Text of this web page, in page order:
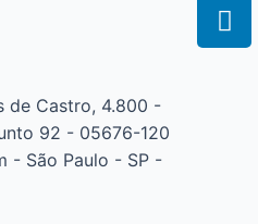
de Castro, 4.800 -
92 - 05676-120
- São Paulo - SP -